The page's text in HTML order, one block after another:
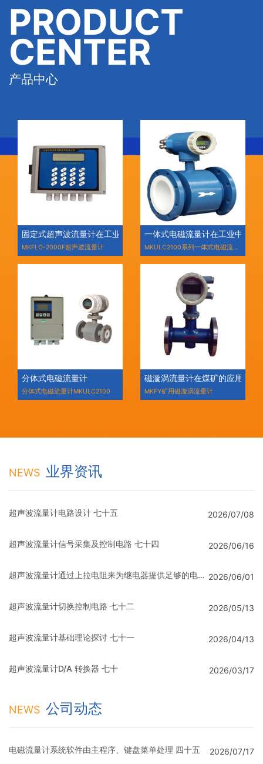
PRODUCT
CENTER
产品中心
固定式超声波流量计在工业中的应用
MKFLO-2000F超声波流量计
一体式电磁流量计在工业中的应
MKULC2100系列一体式电磁流量
计
分体式电磁流量计
分体式电磁流量计MKULC2100
磁漩涡流量计在煤矿的应用
MKFY矿用磁漩涡流量计
NEWS 业界资讯
超声波流量计电路设计 七十五 2026/07/08
超声波流量计信号采集及控制电路 七十四 2026/06/16
超声波流量计通过上拉电阻来为继电器提供足够的电流 七十三 2026/06/01
超声波流量计切换控制电路 七十二 2026/05/13
超声波流量计基础理论探讨 七十一 2026/04/13
超声波流量计D/A 转换器 七十 2026/03/17
NEWS 公司动态
电磁流量计系统软件由主程序、键盘菜单处理 四十五 2026/07/17